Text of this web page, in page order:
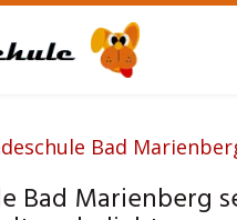
Bad Marienberg